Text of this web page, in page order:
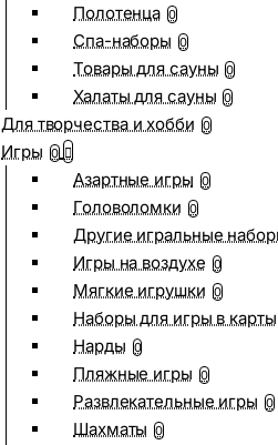
Полотенца 0
Спа-наборы 0
Товары для сауны 0
Халаты для сауны 0
Для творчества и хобби 0
Игры 0
Азартные игры 0
Головоломки 0
Другие игральные
Игры на воздухе 0
Мягкие игрушки 0
Наборы для игры в карты
Нарды 0
Пляжные игры 0
Развлекательные игры 0
Шахматы 0